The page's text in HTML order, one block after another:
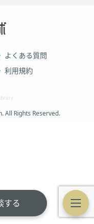
する
よくある質問
利用規約
All Rights Reserved.